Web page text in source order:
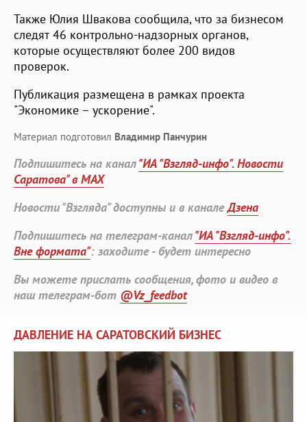
Также Юлия Швакова сообщила, что за бизнесом
следят 46 контрольно-надзорных органов,
которые осуществляют более 200 видов
проверок.
Публикация размещена в рамках проекта
"Экономике – ускорение".
Материал подготовил Владимир Панчурин
Подпишитесь на канал"ИА "Взгляд-инфо". Новости
Саратова" в MAX
Новости "Взгляда" доступны и в каналеДзена
Подпишитесь на телеграм-канал"ИА "Взгляд-инфо".
Вне формата": заходите - будет интересно
Вы можете прислать сообщения, фото и видео в
наш телеграм-бот @Vz_feedbot
ДАВЛЕНИЕ НА САРАТОВСКИЙ БИЗНЕС